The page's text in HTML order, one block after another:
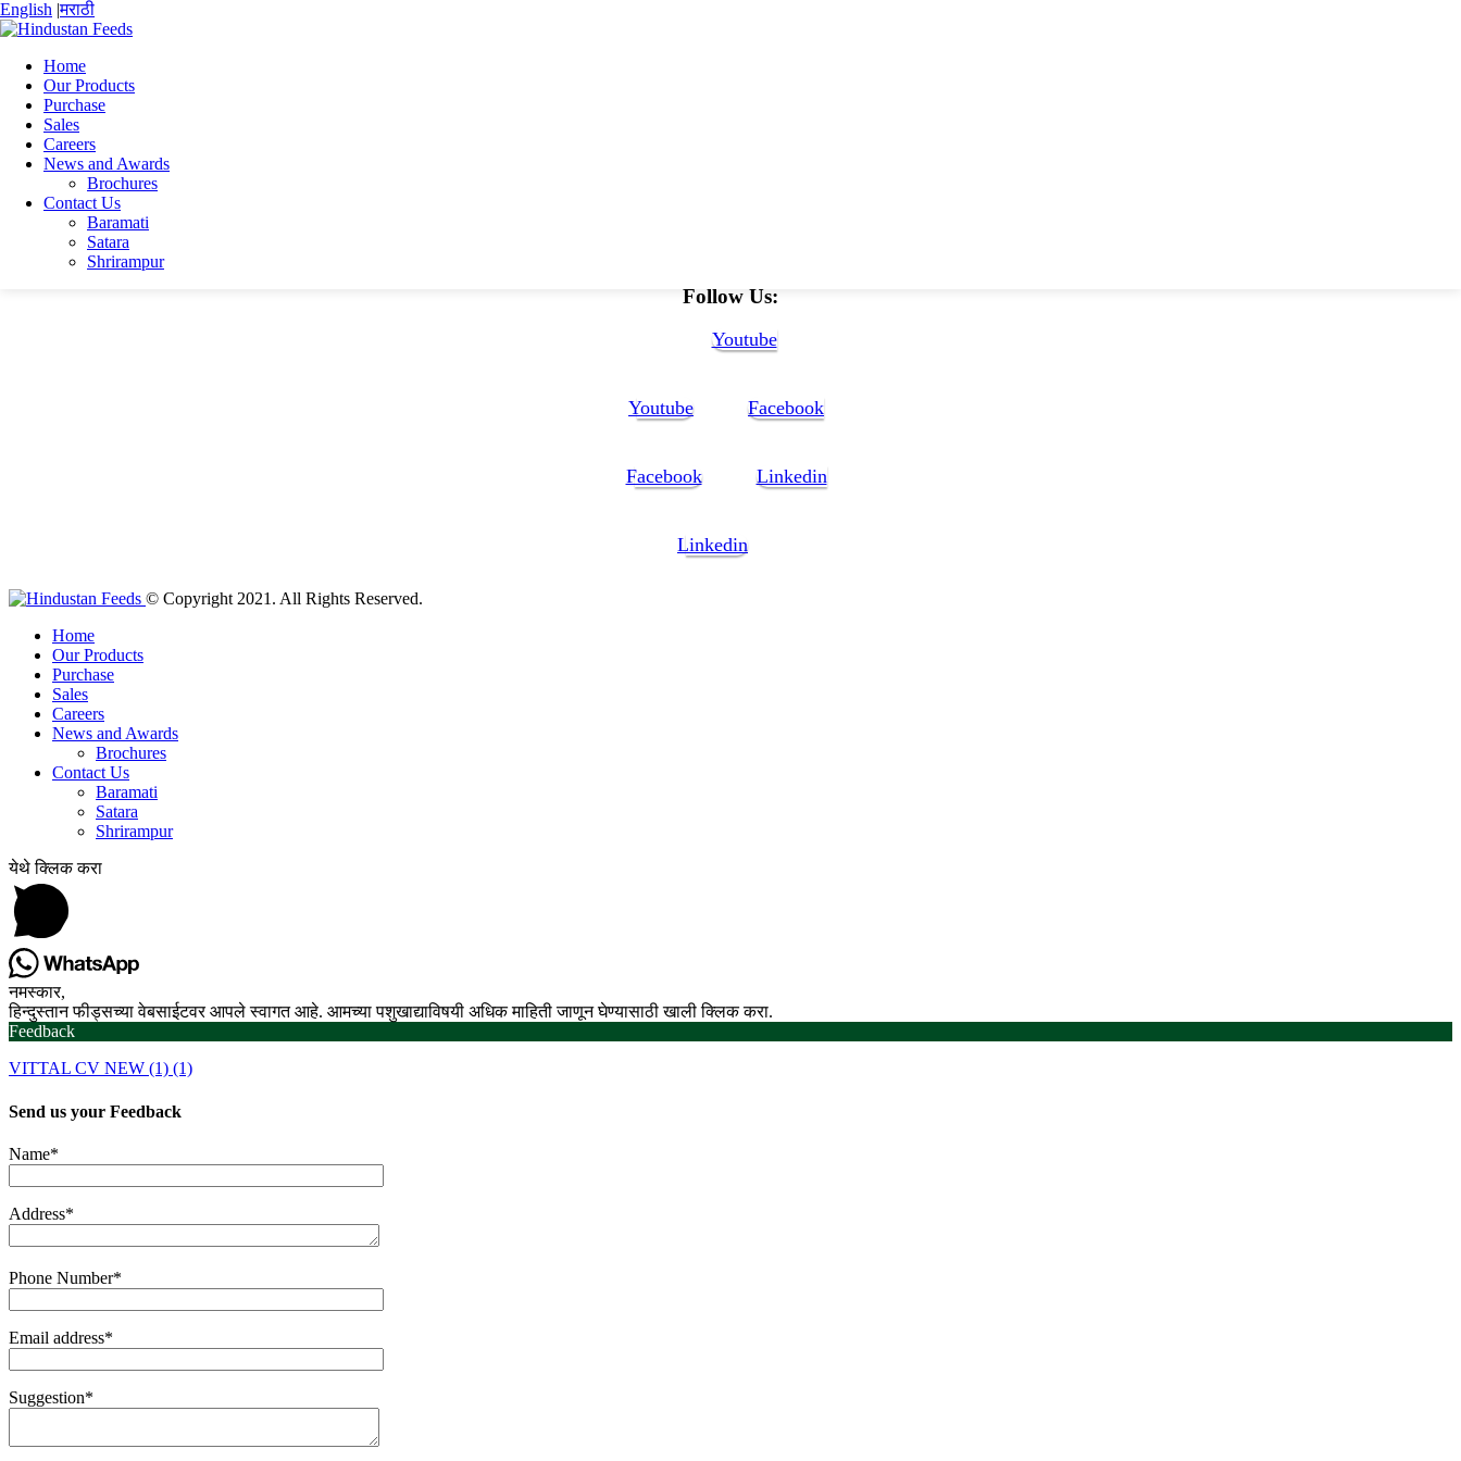
English |मराठी
Home
Our Products
Purchase
Sales
Careers
News and Awards
Brochures
Contact Us
Baramati
Satara
Shrirampur
Home
k. vittalrao
VITTAL CV NEW (1) (1)
VITTAL CV NEW (1) (1)
VITTAL CV NEW (1) (1)
Follow Us:
Youtube
Youtube Facebook
Facebook Linkedin
Linkedin
© Copyright 2021. All Rights Reserved.
Home
Our Products
Purchase
Sales
Careers
News and Awards
Brochures
Contact Us
Baramati
Satara
Shrirampur
येथे क्लिक करा
नमस्कार,
हिन्दुस्तान फीड्सच्या वेबसाईटवर आपले स्वागत आहे. आमच्या पशुखाद्याविषयी अधिक माहिती जाणून घेण्यासाठी खाली क्लिक करा.
Feedback
VITTAL CV NEW (1) (1)
Send us your Feedback
Name*
Address*
Phone Number*
Email address*
Suggestion*